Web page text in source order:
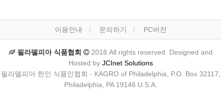
이용안내 문의하기 PC버전
필라델피아 식품협회
2018 All rights reserved. Designed and
Hosted by JCInet Solutions
필라델피아 한인 식품인협회 - KAGRO of Philadelphia, P.O. Box 32117,
Philadelphia, PA 19146 U.S.A.